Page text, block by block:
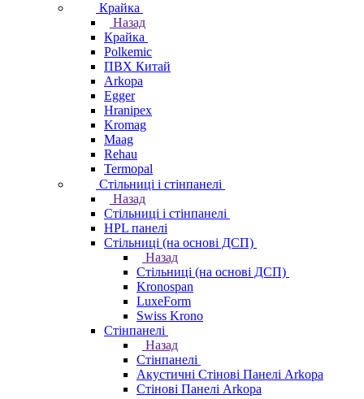
Крайка
Назад
Крайка
Polkemic
ПВХ Китай
Arkopa
Egger
Hranipex
Kromag
Maag
Rehau
Termopal
Стільниці і стінпанелі
Назад
Стільниці і стінпанелі
HPL панелі
Стільниці (на основі ДСП)
Назад
Стільниці (на основі ДСП)
Kronospan
LuxeForm
Swiss Krono
Стінпанелі
Назад
Стінпанелі
Акустичні Стінові Панелі Аrkopa
Стінові Панелі Arkopa